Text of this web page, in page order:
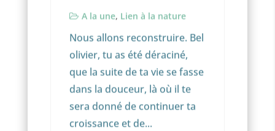
A la une, Lien à la nature
Nous allons reconstruire. Bel
olivier, tu as été déraciné,
que la suite de ta vie se fasse
dans la douceur, là où il te
sera donné de continuer ta
croissance et de...